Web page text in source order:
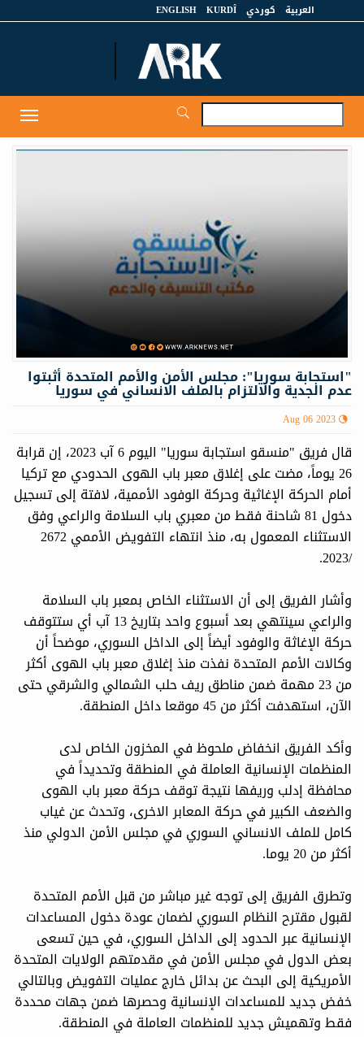
العربية كوردي KURDÎ
ENGLISH
"استجابة سوريا": مجلس الأمن والأمم المتحدة أثبتوا
عدم الجدية والالتزام بالملف الانساني في سوريا
Aug 06 2023
قال فريق "منسقو استجابة سوريا" اليوم 6 آب 2023، إن قرابة
26 يوماً، مضت على إغلاق معبر باب الهوى الحدودي مع تركيا
أمام الحركة الإغاثية وحركة الوفود الأممية، لافتة إلى تسجيل
دخول 81 شاحنة فقط من معبري باب السلامة والراعي وفق
الاستثناء المعمول به، منذ انتهاء التفويض الأممي 2672
/2023.
وأشار الفريق إلى أن الاستثناء الخاص بمعبر باب السلامة
والراعي سينتهي بعد أسبوع واحد بتاريخ 13 آب أي ستتوقف
حركة الإغاثة والوفود أيضاً إلى الداخل السوري، موضحاً أن
وكالات الأمم المتحدة نفذت منذ إغلاق معبر باب الهوى أكثر
من 23 مهمة ضمن مناطق ريف حلب الشمالي والشرقي حتى
الآن، استهدفت أكثر من 45 موقعا داخل المنطقة.
وأكد الفريق انخفاض ملحوظ في المخزون الخاص لدى
المنظمات الإنسانية العاملة في المنطقة وتحديداً في
محافظة إدلب وريفها نتيجة توقف حركة معبر باب الهوى
والضعف الكبير في حركة المعابر الاخرى، وتحدث عن غياب
كامل للملف الانساني السوري في مجلس الأمن الدولي منذ
أكثر من 20 يوما.
وتطرق الفريق إلى توجه غير مباشر من قبل الأمم المتحدة
لقبول مقترح النظام السوري لضمان عودة دخول المساعدات
الإنسانية عبر الحدود إلى الداخل السوري، في حين تسعى
بعض الدول في مجلس الأمن في مقدمتهم الولايات المتحدة
الأمريكية إلى البحث عن بدائل خارج عمليات التفويض وبالتالي
خفض جديد للمساعدات الإنسانية وحصرها ضمن جهات محددة
فقط وتهميش جديد للمنظمات العاملة في المنطقة.